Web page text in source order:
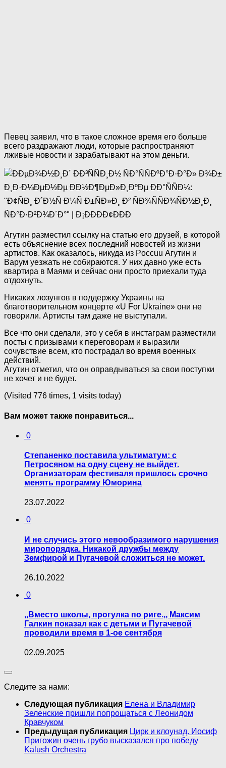
Певец заявил, что в такое сложное время его больше
всего раздражают люди, которые распространяют
лживые новости и зарабатывают на этом деньги.
Агутин разместил ссылку на статью его друзей, в которой
есть объяснение всех последний новостей из жизни
артистов. Как оказалось, никуда из Poccuu Агутин и
Варум уезжать не собираются. У них давно уже есть
квартира в Маями и сейчас они просто приехали туда
отдохнуть.
Никаких лозунгов в поддержку Украины на
благотворительном концерте «U For Ukraine» они не
говорили. Артисты там даже не выступали.
Все что они сделали, это у себя в инстаграм разместили
посты с призывами к переговорам и выразили
сочувствие всем, кто пострадал во время вoeнныx
действий.
Агутин отметил, что он оправдываться за свои поступки
не хочет и не будет.
(Visited 776 times, 1 visits today)
Вам может также понравиться...
0
Степаненко поставила ультиматум: с
Петросяном на одну сцену не выйдет.
Организаторам фестиваля пришлось срочно
менять программу Юморина
23.07.2022
0
И не случись этого невообразимого нарушения
миропорядка. Никакой дружбы между
Земфирой и Пугачевой сложиться не может.
26.10.2022
0
,,Вместо школы, прогулка по риге.,, Максим
Галкин показал как с детьми и Пугачевой
проводили время в 1-ое сентября
02.09.2025
Следите за нами:
Следующая публикация Елена и Владимир
Зеленские пришли попрощаться с Леонидом
Кравчуком
Предыдущая публикация Цирк и клоунад. Иосиф
Пригожин очень грубо высказался про победу
Kalush Orchestra